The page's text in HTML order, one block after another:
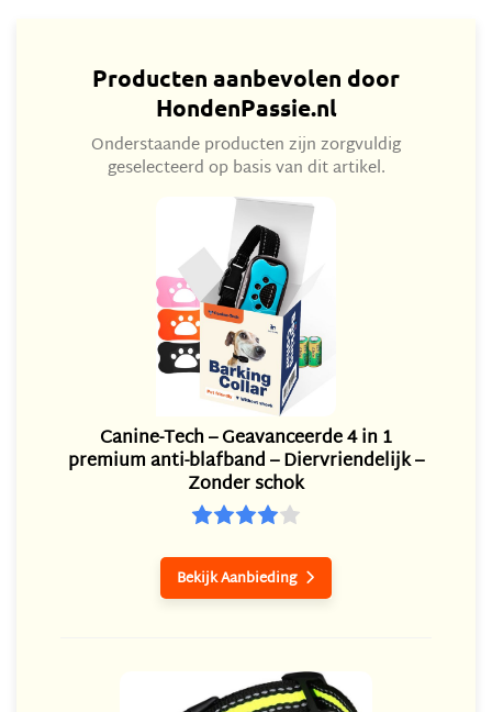
Producten aanbevolen door
HondenPassie.nl
Onderstaande producten zijn zorgvuldig
geselecteerd op basis van dit artikel.
Canine-Tech – Geavanceerde 4 in 1
premium anti-blafband – Diervriendelijk –
Zonder schok
Bekijk Aanbieding 